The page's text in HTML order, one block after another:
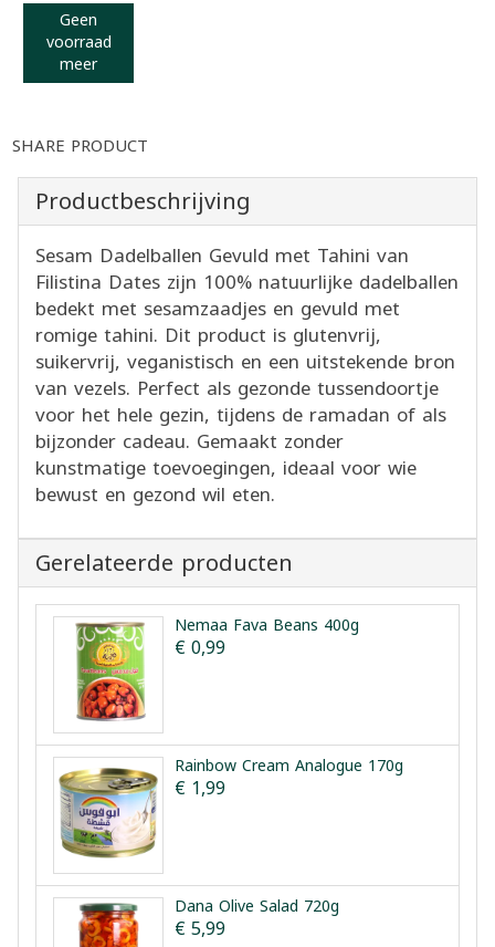
Geen
voorraad
meer
SHARE PRODUCT
Productbeschrijving
Sesam Dadelballen Gevuld met Tahini van
Filistina Dates zijn 100% natuurlijke dadelballen
bedekt met sesamzaadjes en gevuld met
romige tahini. Dit product is glutenvrij,
suikervrij, veganistisch en een uitstekende bron
van vezels. Perfect als gezonde tussendoortje
voor het hele gezin, tijdens de ramadan of als
bijzonder cadeau. Gemaakt zonder
kunstmatige toevoegingen, ideaal voor wie
bewust en gezond wil eten.
Gerelateerde producten
Nemaa Fava Beans 400g
€ 0,99
Rainbow Cream Analogue 170g
€ 1,99
Dana Olive Salad 720g
€ 5,99